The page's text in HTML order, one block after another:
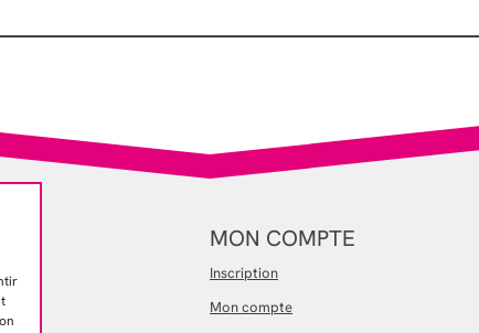
MON COMPTE
Inscription
Mon compte